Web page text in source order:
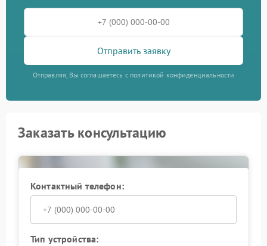
Отправить заявку
Отправляя, Вы соглашаетесь с политикой конфиденциальности
Заказать консультацию
Контактный телефон:
Тип устройства: